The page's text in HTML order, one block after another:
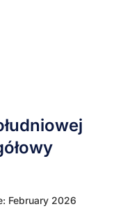
February 2026